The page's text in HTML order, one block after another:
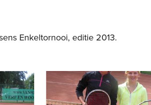
Enkeltornooi, editie 2013.